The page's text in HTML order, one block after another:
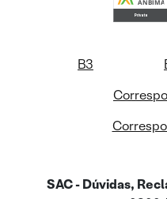
B3
SAC - Dúvidas,